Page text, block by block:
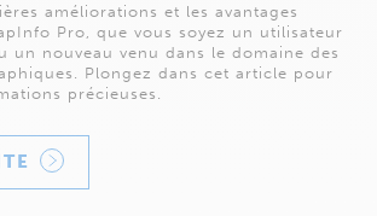
améliorations et les avantages
Pro, que vous soyez un utilisateur
un nouveau venu dans le domaine des
Plongez dans cet article pour
précieuses.